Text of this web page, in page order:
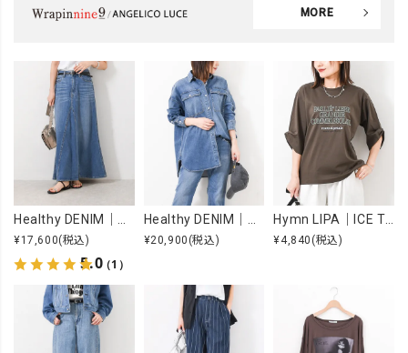
MORE
¥17,600(税込)
5.0（1）
¥20,900 (税込) ¥4,840 (税込)